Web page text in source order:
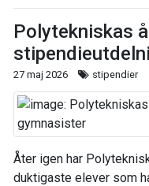
Polytekniskas
27 maj 2026 stipendier
Åter igen har
duktigaste elever som